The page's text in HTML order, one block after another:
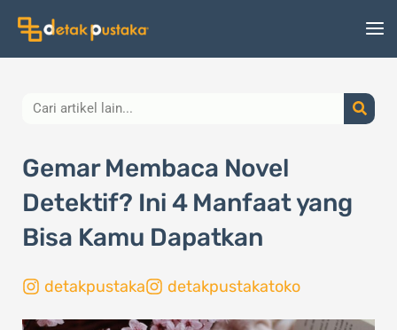
Lewati
Search
Gemar Membaca Novel
Detektif? Ini 4 Manfaat yang
Bisa Kamu Dapatkan
detakpustaka detakpustakatoko